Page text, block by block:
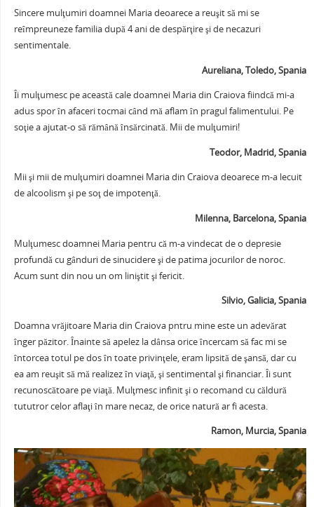
Sincere mulţumiri doamnei Maria deoarece a reuşit să mi se
reîmpreuneze familia după 4 ani de despărţire şi de necazuri
sentimentale.
Aureliana, Toledo, Spania
Îi mulţumesc pe această cale doamnei Maria din Craiova fiindcă mi-a
adus spor în afaceri tocmai când mă aflam în pragul falimentului. Pe
soţie a ajutat-o să rămână însărcinată. Mii de mulţumiri!
Teodor, Madrid, Spania
Mii şi mii de mulţumiri doamnei Maria din Craiova deoarece m-a lecuit
de alcoolism şi pe soţ de impotenţă.
Milenna, Barcelona, Spania
Mulţumesc doamnei Maria pentru că m-a vindecat de o depresie
profundă cu gânduri de sinucidere şi de patima jocurilor de noroc.
Acum sunt din nou un om liniştit şi fericit.
Silvio, Galicia, Spania
Doamna vrăjitoare Maria din Craiova pntru mine este un adevărat
înger păzitor. Înainte să apelez la dânsa orice încercam să fac mi se
întorcea totul pe dos în toate privinţele, eram lipsită de şansă, dar cu
ea am reuşit să mă realizez în viaţă, şi sentimental şi financiar. Îi sunt
recunoscătoare pe viaţă. Mulţmesc infinit şi o recomand cu căldură
tututror celor aflaţi în mare necaz, de orice natură ar fi acesta.
Ramon, Murcia, Spania